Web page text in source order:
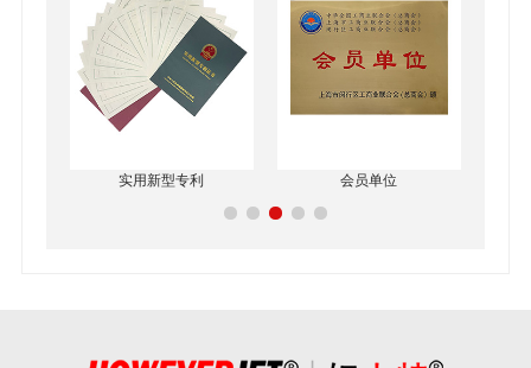
实用新型专利 会员单位